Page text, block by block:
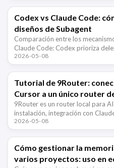
Codex vs Claude Code:
diseños de Subagent
Comparación entre los
Claude Code: Codex prioriza
2026-05-08
Tutorial de 9Router:
Cursor a un único router
9Router es un router local para
instalación, integración con
2026-05-08
Cómo gestionar la
varios proyectos: uso en